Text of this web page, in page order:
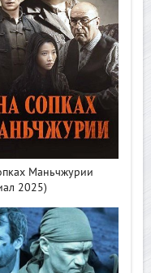
Маньчжурии
2025)